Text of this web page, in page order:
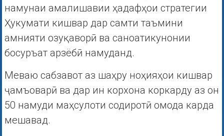
намунаи амалишавии ҳадафҳои стратегии
Ҳукумати кишвар дар самти таъмини
амнияти озуқаворӣ ва саноатикунонии
босуръат арзёбӣ намуданд.
Меваю сабзавот аз шаҳру ноҳияҳои кишвар
ҷамъоварӣ ва дар ин корхона коркарду аз он
50 намуди маҳсулоти содиротӣ омода карда
мешавад.